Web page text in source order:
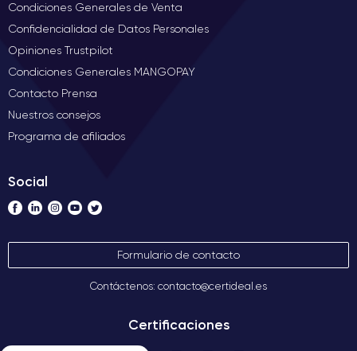
Condiciones Generales de Venta
Confidencialidad de Datos Personales
Opiniones Trustpilot
Condiciones Generales MANGOPAY
Contacto Prensa
Nuestros consejos
Programa de afiliados
Social
Formulario de contacto
Contáctenos: contacto@certideal.es
Certificaciones